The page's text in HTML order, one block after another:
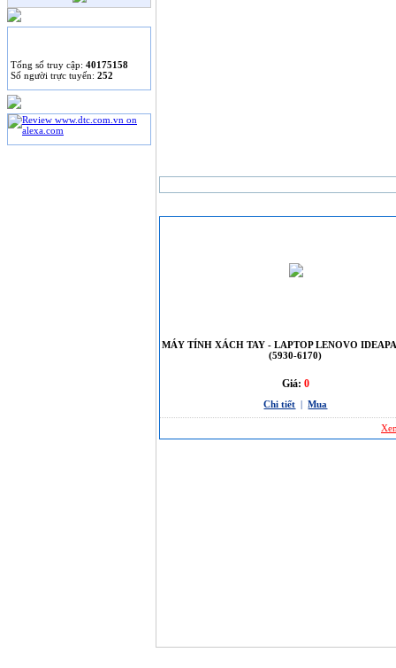
Tống số truy cập: 40175158
Số người trực tuyến: 252
MÁY TÍNH XÁCH TAY - LAPTOP LENOVO
(5930-6170)
Giá: 0
Chi tiết |Mua